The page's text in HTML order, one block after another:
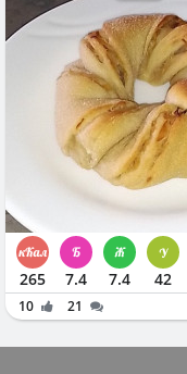
265 7.4 7.4 42
10 21